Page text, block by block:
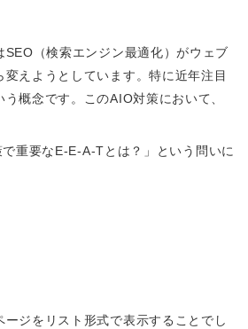
（検索エンジン最適化）がウェブ
えようとしています。特に近年注目
概念です。このAIO対策において、
重要なE-E-A-Tとは？」という問いに
ジをリスト形式で表示することでし